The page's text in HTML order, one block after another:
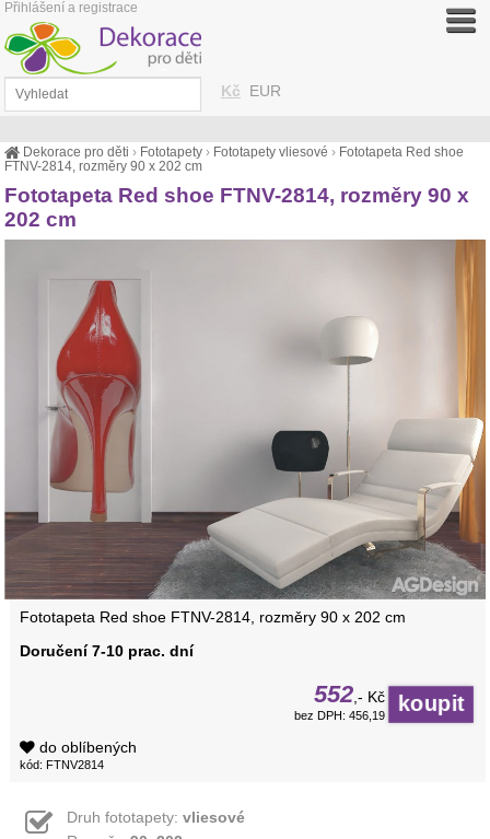
Dekorace pro děti › Fototapety › Fototapety vliesové › Fototapeta Red shoe
FTNV-2814, rozměry 90 x 202 cm
Fototapeta Red shoe FTNV-2814, rozměry 90 x
202 cm
Fototapeta Red shoe FTNV-2814, rozměry 90 x 202 cm
Doručení 7-10 prac. dní
552 ,- Kč
bez DPH: 456,19
do oblíbených
kód: FTNV2814
Druh fototapety: vliesové
Kč EUR
Přihlášení a registrace